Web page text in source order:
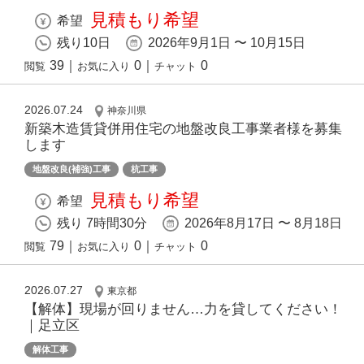
希望 見積もり希望
残り10日 2026年9月1日 〜 10月15日
閲覧 39 お気に入り 0 チャット 0
2026.07.24 神奈川県
新築木造賃貸併用住宅の地盤改良工事業者様を募集
します
地盤改良(補強)工事 杭工事
希望 見積もり希望
残り 7時間30分 2026年8月17日 〜 8月18日
閲覧 79 お気に入り 0 チャット 0
2026.07.27 東京都
【解体】現場が回りません…力を貸してください！
｜足立区
解体工事